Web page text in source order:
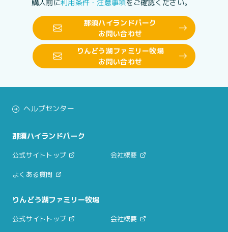
購入前に利用条件・注意事項をご確認ください。
那須ハイランドパーク
お問い合わせ
りんどう湖ファミリー牧場
お問い合わせ
ヘルプセンター
那須ハイランドパーク
公式サイトトップ 会社概要
よくある質問
りんどう湖ファミリー牧場
公式サイトトップ 会社概要